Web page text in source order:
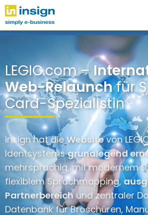
LEGIC.com –
Web-Relaunchfür
Card-Spezialistin
insign hat dieWebsitevon
Identsystemsgrundlegend
mehrsprachig, mit modernem
flexiblem Sprachmapping,
Partnerbereichund zentraler
Datenbank für Broschüren,